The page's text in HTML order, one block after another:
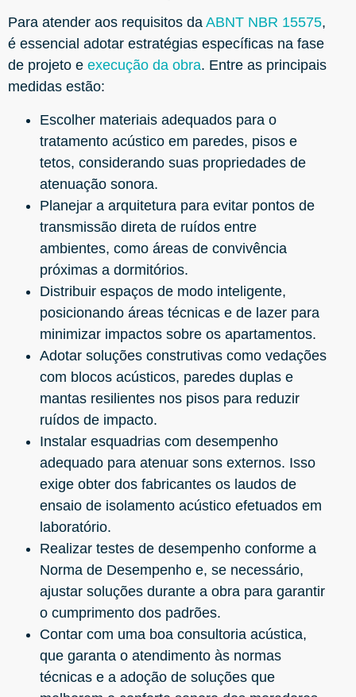
Para atender aos requisitos da ABNT NBR 15575,
é essencial adotar estratégias específicas na fase
de projeto e execução da obra. Entre as principais
medidas estão:
Escolher materiais adequados para o
tratamento acústico em paredes, pisos e
tetos, considerando suas propriedades de
atenuação sonora.
Planejar a arquitetura para evitar pontos de
transmissão direta de ruídos entre
ambientes, como áreas de convivência
próximas a dormitórios.
Distribuir espaços de modo inteligente,
posicionando áreas técnicas e de lazer para
minimizar impactos sobre os apartamentos.
Adotar soluções construtivas como vedações
com blocos acústicos, paredes duplas e
mantas resilientes nos pisos para reduzir
ruídos de impacto.
Instalar esquadrias com desempenho
adequado para atenuar sons externos. Isso
exige obter dos fabricantes os laudos de
ensaio de isolamento acústico efetuados em
laboratório.
Realizar testes de desempenho conforme a
Norma de Desempenho e, se necessário,
ajustar soluções durante a obra para garantir
o cumprimento dos padrões.
Contar com uma boa consultoria acústica,
que garanta o atendimento às normas
técnicas e a adoção de soluções que